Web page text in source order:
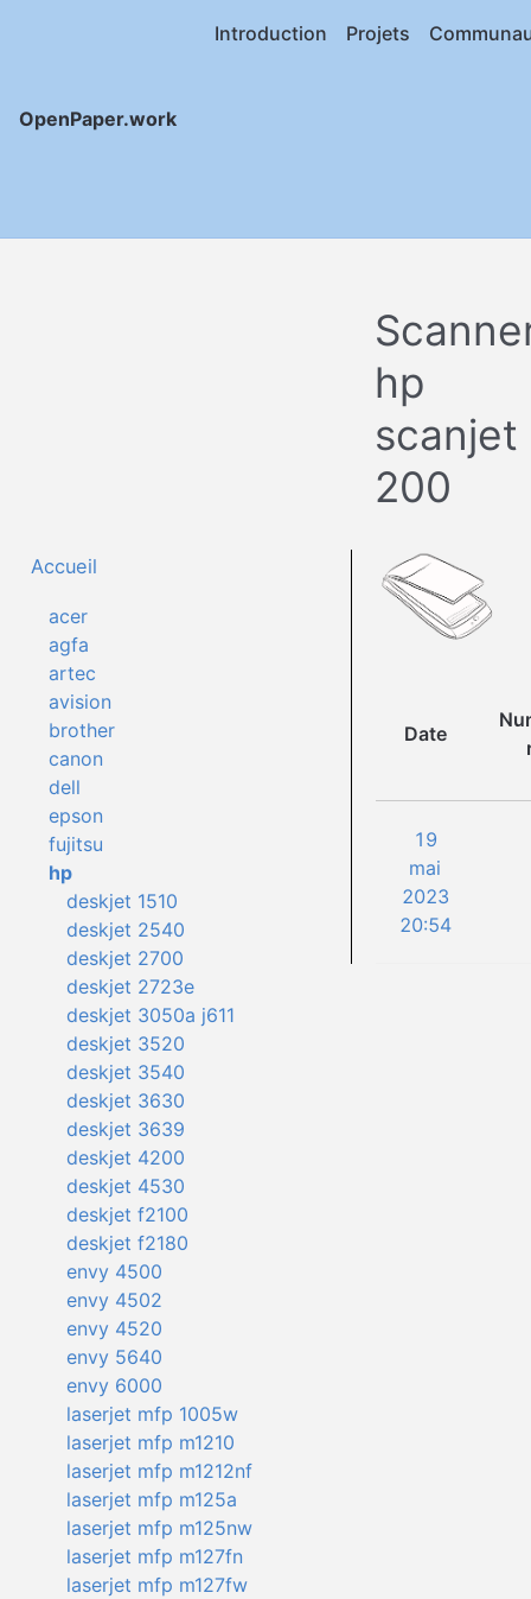
OpenPaper.work
Introduction Projets
hp
scanjet
200
Accueil
acer
agfa
artec
avision
brother
canon
dell
epson
fujitsu
hp
deskjet 1510
deskjet 2540
deskjet 2700
deskjet 2723e
deskjet 3050a j611
deskjet 3520
deskjet 3540
deskjet 3630
deskjet 3639
deskjet 4200
deskjet 4530
deskjet f2100
deskjet f2180
envy 4500
envy 4502
envy 4520
envy 5640
envy 6000
laserjet mfp 1005w
laserjet mfp m1210
laserjet mfp m1212nf
laserjet mfp m125a
laserjet mfp m125nw
laserjet mfp m127fn
laserjet mfp m127fw
Date
19
mai
2023
20:54